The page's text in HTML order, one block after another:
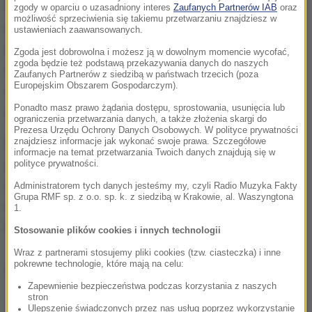
Według ustaleń "Rz", pierwszym etapem śledztwa
może być przesłuchanie świadków zdarzenia.
Kilkanaście osób przesłuchano już w nocy z niedzieli
na poniedziałek, tuż po zdarzeniu. To pozwoliło
odtworzyć m.in, jaką drogą i jak nożownik dostał się
niezatrzymany na scenę- czytamy.
Dziennik podaje również, że istotnym elementem
śledztwa będzie "zabezpieczenie i odtworzenie z
udziałem biegłych od teleinformatyki wszelkich
nagrań: monitoringu wizyjnego, telefonów
komórkowych świadków czy relacji telewizyjnej".
Dalsza część artykułu pod materiałem video:
zgody w oparciu o uzasadniony interes Zaufanych Partnerów IAB oraz
możliwość sprzeciwienia się takiemu przetwarzaniu znajdziesz w
ustawieniach zaawansowanych.
Zgoda jest dobrowolna i możesz ją w dowolnym momencie wycofać,
zgoda będzie też podstawą przekazywania danych do naszych
Zaufanych Partnerów z siedzibą w państwach trzecich (poza
Europejskim Obszarem Gospodarczym).
Ponadto masz prawo żądania dostępu, sprostowania, usunięcia lub
ograniczenia przetwarzania danych, a także złożenia skargi do
Prezesa Urzędu Ochrony Danych Osobowych. W polityce prywatności
znajdziesz informacje jak wykonać swoje prawa. Szczegółowe
informacje na temat przetwarzania Twoich danych znajdują się w
polityce prywatności.
Administratorem tych danych jesteśmy my, czyli Radio Muzyka Fakty
Grupa RMF sp. z o.o. sp. k. z siedzibą w Krakowie, al. Waszyngtona
1.
Stosowanie plików cookies i innych technologii
Wraz z partnerami stosujemy pliki cookies (tzw. ciasteczka) i inne
pokrewne technologie, które mają na celu:
Zapewnienie bezpieczeństwa podczas korzystania z naszych
stron
Ulepszenie świadczonych przez nas usług poprzez wykorzystanie